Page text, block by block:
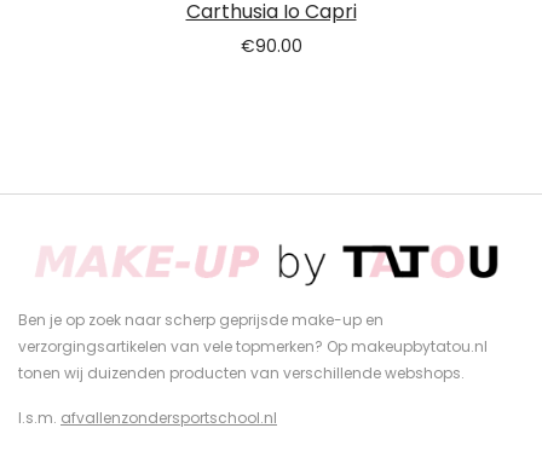
Carthusia Io Capri
€90.00
Ben je op zoek naar scherp geprijsde make-up en
verzorgingsartikelen van vele topmerken? Op makeupbytatou.nl
tonen wij duizenden producten van verschillende webshops.
I.s.m. afvallenzondersportschool.nl